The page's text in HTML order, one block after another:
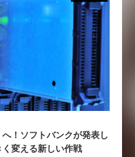
！ソフトバンクが発表し
変える新しい作戦